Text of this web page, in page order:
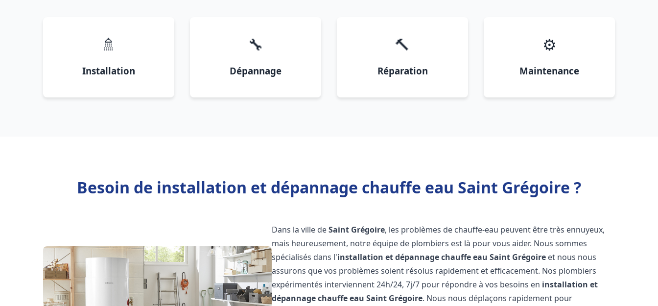
🚿
Installation
🔧
Dépannage
🔨
Réparation
⚙️
Maintenance
Besoin de installation et dépannage chauffe eau Saint Grégoire ?
Dans la ville deSaint Grégoire, les problèmes de chauffe-eau peuvent être très ennuyeux,
mais heureusement, notre équipe de plombiers est là pour vous aider. Nous sommes
spécialisés dans l'installation et dépannage chauffe eau Saint Grégoire et nous nous
assurons que vos problèmes soient résolus rapidement et efficacement. Nos plombiers
expérimentés interviennent 24h/24, 7j/7 pour répondre à vos besoins en installation et
dépannage chauffe eau Saint Grégoire. Nous nous déplaçons rapidement pour